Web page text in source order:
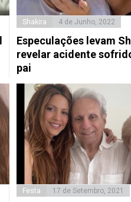
Shakira 4 de Junho, 2022
Especulações levam
revelar acidente
pai
Festa 17 de Setembro, 2021